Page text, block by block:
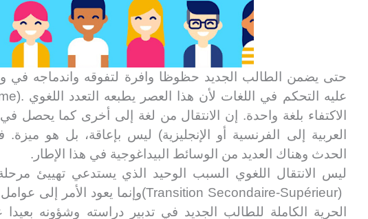
حتى يضمن الطالب الجديد حظوظا وافرة لتفوقه واندماجه
عليه التحكم في اللغات لأن هذا العصر يطبعه التعدد اللغوي
الاكتفاء بلغة واحدة. إن الانتقال من لغة إلى أخرى كما يحصل في
العربية إلى الفرنسية أو الإنجليزية) ليس بإعاقة، بل هو
الحدث وهناك العديد من الوسائط البيداغوجية في هذا الإطار.
ليس الانتقال اللغوي السبب الوحيد الذي يستدعي تهييئ مرحلة
(Transition Secondaire-Supérieur)وإنما يعود الأمر إلى
الحرية الكاملة للطالب الجديد في تدبير دراسته وشؤونه